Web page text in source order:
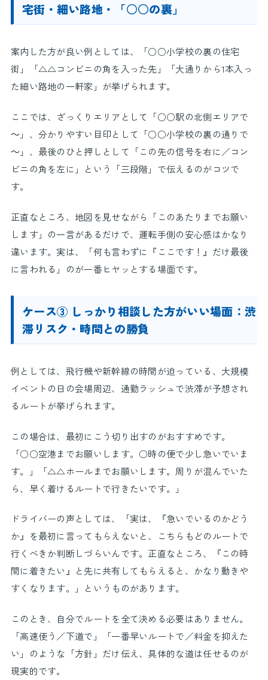
宅街・細い路地・「○○の裏」
案内した方が良い例としては、「○○小学校の裏の住宅
街」「△△コンビニの角を入った先」「大通りから1本入っ
た細い路地の一軒家」が挙げられます。
ここでは、ざっくりエリアとして「○○駅の北側エリアで
～」、分かりやすい目印として「○○小学校の裏の通りで
～」、最後のひと押しとして「この先の信号を右に／コン
ビニの角を左に」という「三段階」で伝えるのがコツで
す。
正直なところ、地図を見せながら「このあたりまでお願い
します」の一言があるだけで、運転手側の安心感はかなり
違います。実は、「何も言わずに『ここです！』だけ最後
に言われる」のが一番ヒヤッとする場面です。
ケース③ しっかり相談した方がいい場面：渋
滞リスク・時間との勝負
例としては、飛行機や新幹線の時間が迫っている、大規模
イベントの日の会場周辺、通勤ラッシュで渋滞が予想され
るルートが挙げられます。
この場合は、最初にこう切り出すのがおすすめです。
「○○空港までお願いします。○時の便で少し急いでいま
す。」「△△ホールまでお願いします。周りが混んでいた
ら、早く着けるルートで行きたいです。」
ドライバーの声としては、「実は、『急いでいるのかどう
か』を最初に言ってもらえないと、こちらもどのルートで
行くべきか判断しづらいんです。正直なところ、『この時
間に着きたい』と先に共有してもらえると、かなり動きや
すくなります。」というものがあります。
このとき、自分でルートを全て決める必要はありません。
「高速使う／下道で」「一番早いルートで／料金を抑えた
い」のような「方針」だけ伝え、具体的な道は任せるのが
現実的です。